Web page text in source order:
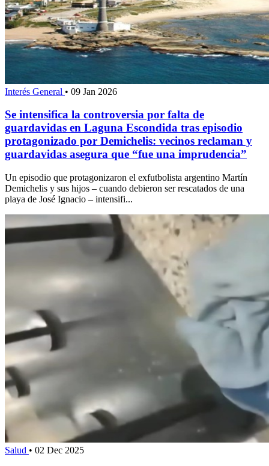
Interés General • 09 Jan 2026
Se intensifica la controversia por falta de
guardavidas en Laguna Escondida tras episodio
protagonizado por Demichelis: vecinos reclaman y
guardavidas asegura que “fue una imprudencia”
Un episodio que protagonizaron el exfutbolista argentino Martín
Demichelis y sus hijos – cuando debieron ser rescatados de una
playa de José Ignacio – intensifi...
Salud • 02 Dec 2025